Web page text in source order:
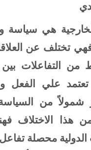
هي سياسة
تختلف عن
من التفاعلات بين
تعتمد علي الفعل
شمولاً من
هذا الاختلاف
الدولية محصلة